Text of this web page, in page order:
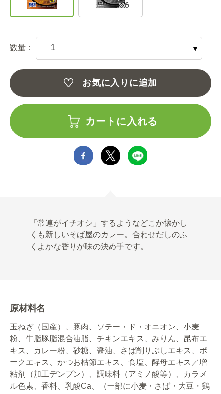
数量：
お気に入りに追加
カートに入れる
「常連がイチオシ」するようなどこか懐かし
くも新しいそば屋のカレー。合わせだしのふ
くよかな香りが味の決め手です。
原材料名
玉ねぎ（国産）、豚肉、ソテー・ド・オニオン、小麦
粉、牛脂豚脂混合油脂、チキンエキス、みりん、昆布エ
キス、カレー粉、砂糖、醤油、さば削りぶしエキス、ポ
ークエキス、かつお枯節エキス、食塩、酵母エキス／増
粘剤（加工デンプン）、調味料（アミノ酸等）、カラメ
ル色素、香料、乳酸Ca、（一部に小麦・さば・大豆・鶏